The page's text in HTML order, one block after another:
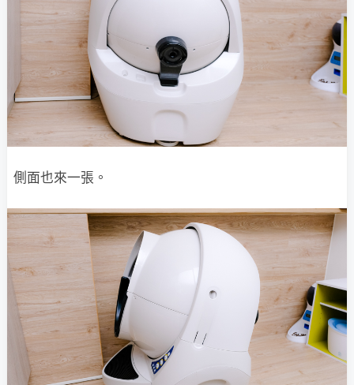
側面也來一張。